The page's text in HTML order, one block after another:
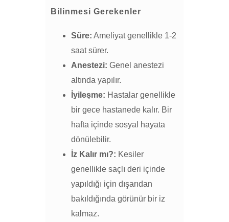
Bilinmesi Gerekenler
Süre: Ameliyat genellikle 1-2
saat sürer.
Anestezi: Genel anestezi
altında yapılır.
İyileşme: Hastalar genellikle
bir gece hastanede kalır. Bir
hafta içinde sosyal hayata
dönülebilir.
İz Kalır mı?: Kesiler
genellikle saçlı deri içinde
yapıldığı için dışarıdan
bakıldığında görünür bir iz
kalmaz.